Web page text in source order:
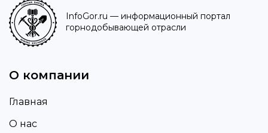
InfoGor.ru — информационный портал
горнодобывающей отрасли
О компании
Главная
О нас